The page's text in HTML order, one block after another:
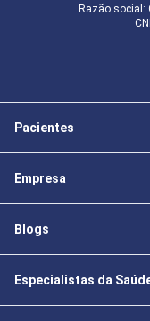
Razão social:
Pacientes
Empresa
Blogs
Especialistas da